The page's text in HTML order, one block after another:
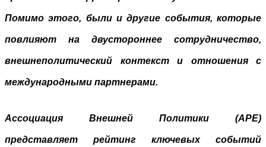
Помимо этого, были и другие события, которые
повлияют на двустороннее сотрудничество,
внешнеполитический контекст и отношения с
международными партнерами.
Ассоциация Внешней Политики (APE)
представляет рейтинг ключевых событий